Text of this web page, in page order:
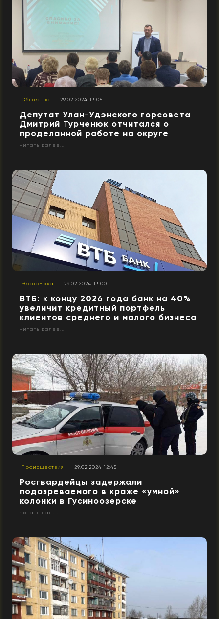
Общество | 29.02.2024 13:05
Депутат Улан-Удэнского горсовета
Дмитрий Турченюк отчитался о
проделанной работе на округе
Читать далее...
Экономика | 29.02.2024 13:00
ВТБ: к концу 2026 года банк на 40%
увеличит кредитный портфель
клиентов среднего и малого бизнеса
Читать далее...
Происшествия | 29.02.2024 12:45
Росгвардейцы задержали
подозреваемого в краже «умной»
колонки в Гусиноозерске
Читать далее...